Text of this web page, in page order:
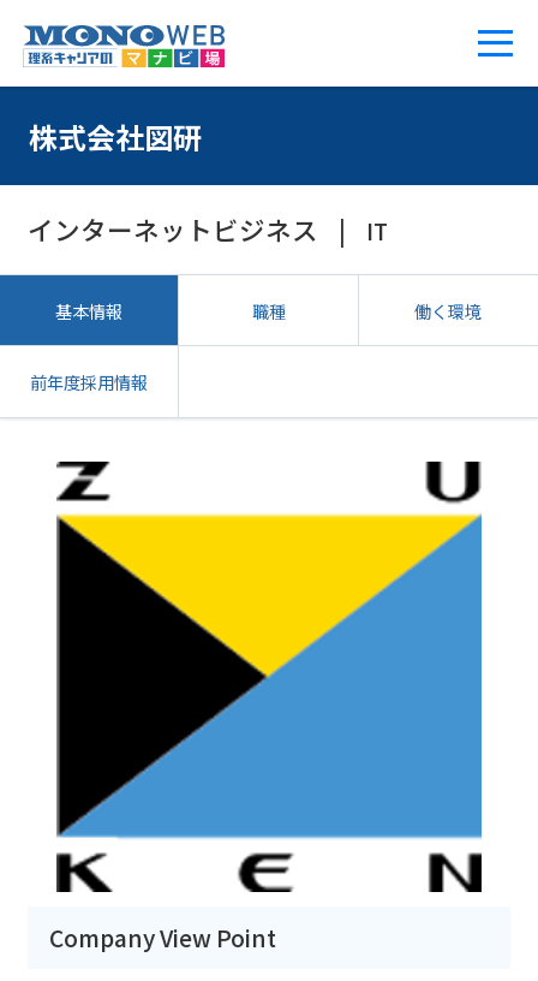
株式会社図研
インターネットビジネス IT
基本情報 職種 働く環境
前年度採用情報
Company View Point